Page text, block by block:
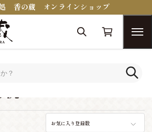
香の蔵 オンラインショップ
お気に入り登録数